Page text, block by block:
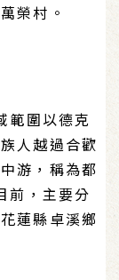
榮村。
範圍以德克
人越過合歡
游，稱為都
前，主要分
蓮縣卓溪鄉